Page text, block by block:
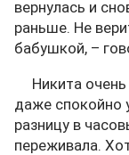
вернулась и
раньше. Не
бабушкой, –
Никита
даже спокойно
разницу в
переживала.